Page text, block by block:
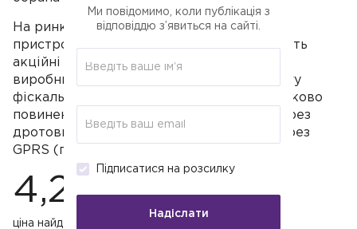
На ринку представлено великий вибір
пристроїв, ціни від 4,2 тис. грн, але бувають
акційні пропозиції. Вартість залежить від
виробника, модифікації, потужності, обсягу
фіскальної пам'яті пристрою. РРО обов'язково
повинен передавати дані в податкову через
дротовий чи мобільний Інтернет, а ще через
GPRS (потрібна сім-карта).
4,2 тис.
ціна найдешевшого РРО
Ми повідомимо, коли публікація з
відповіддю з’явиться на сайті.
Підписатися на розсилку
Надіслати